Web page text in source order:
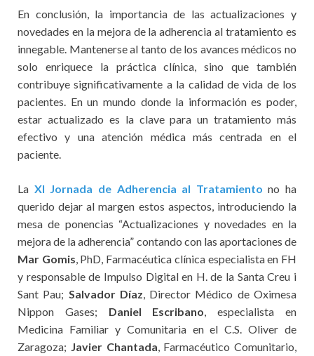
En conclusión, la importancia de las actualizaciones y
novedades en la mejora de la adherencia al tratamiento es
innegable. Mantenerse al tanto de los avances médicos no
solo enriquece la práctica clínica, sino que también
contribuye significativamente a la calidad de vida de los
pacientes. En un mundo donde la información es poder,
estar actualizado es la clave para un tratamiento más
efectivo y una atención médica más centrada en el
paciente.
La XI Jornada de Adherencia al Tratamiento no ha
querido dejar al margen estos aspectos, introduciendo la
mesa de ponencias “Actualizaciones y novedades en la
mejora de la adherencia” contando con las aportaciones de
Mar Gomis , PhD, Farmacéutica clínica especialista en FH
y responsable de Impulso Digital en H. de la Santa Creu i
Sant Pau; Salvador Díaz , Director Médico de Oximesa
Nippon Gases; Daniel Escribano , especialista en
Medicina Familiar y Comunitaria en el C.S. Oliver de
Zaragoza; Javier Chantada , Farmacéutico Comunitario,